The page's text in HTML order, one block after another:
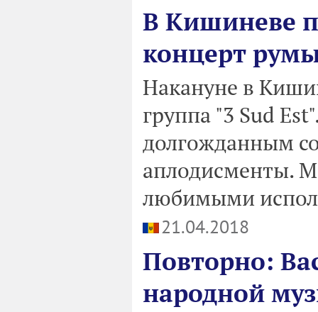
В Кишиневе
концерт
Накануне в
группа "3 Sud
долгожданным
аплодисменты.
любимыми
21.04.2018
Повторно:
народной